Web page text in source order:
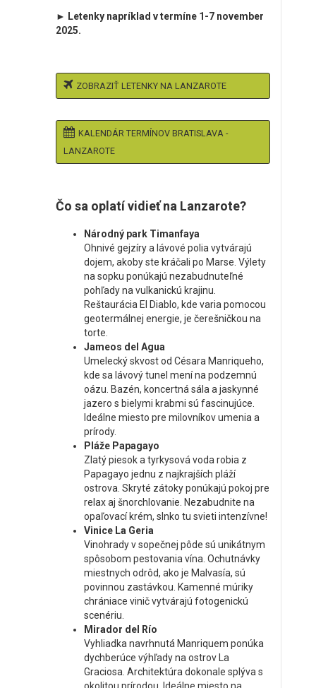
► Letenky napríklad v termíne 1-7 november
2025.
ZOBRAZIŤ LETENKY NA LANZAROTE
KALENDÁR TERMÍNOV BRATISLAVA -
LANZAROTE
Čo sa oplatí vidieť na Lanzarote?
Národný park Timanfaya
Ohnivé gejzíry a lávové polia vytvárajú
dojem, akoby ste kráčali po Marse. Výlety
na sopku ponúkajú nezabudnuteľné
pohľady na vulkanickú krajinu.
Reštaurácia El Diablo, kde varia pomocou
geotermálnej energie, je čerešničkou na
torte.
Jameos del Agua
Umelecký skvost od Césara Manriqueho,
kde sa lávový tunel mení na podzemnú
oázu. Bazén, koncertná sála a jaskynné
jazero s bielymi krabmi sú fascinujúce.
Ideálne miesto pre milovníkov umenia a
prírody.
Pláže Papagayo
Zlatý piesok a tyrkysová voda robia z
Papagayo jednu z najkrajších pláží
ostrova. Skryté zátoky ponúkajú pokoj pre
relax aj šnorchlovanie. Nezabudnite na
opaľovací krém, slnko tu svieti intenzívne!
Vinice La Geria
Vinohrady v sopečnej pôde sú unikátnym
spôsobom pestovania vína. Ochutnávky
miestnych odrôd, ako je Malvasía, sú
povinnou zastávkou. Kamenné múriky
chrániace vinič vytvárajú fotogenickú
scenériu.
Mirador del Río
Vyhliadka navrhnutá Manriquem ponúka
dychberúce výhľady na ostrov La
Graciosa. Architektúra dokonale splýva s